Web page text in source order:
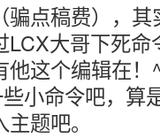
点稿费），
大哥下死
这个编辑在
小命令吧，算
题吧。